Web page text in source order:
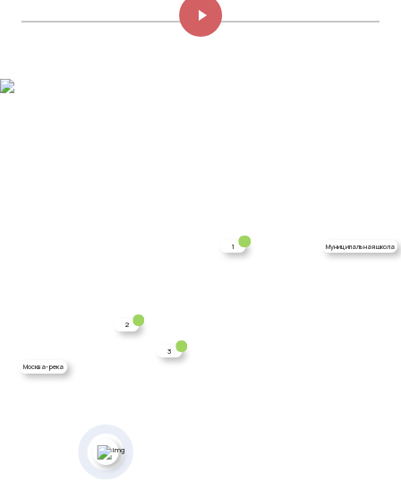
Москва-река
Муниципальная школа
2
1
3